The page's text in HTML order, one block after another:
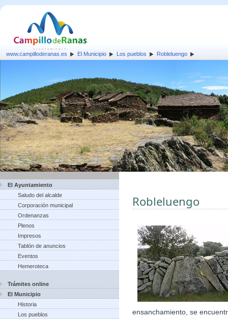
www.campilloderanas.es El Municipio Los pueblos Robleluengo
El Ayuntamiento
Saludo del alcalde
Corporación municipal
Ordenanzas
Plenos
Impresos
Tablón de anuncios
Eventos
Hemeroteca
Trámites online
El Municipio
Historia
Los pueblos
Robleluengo
ensanchamiento, se